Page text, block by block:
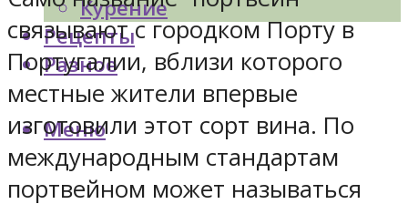
Курение
Рецепты
Разное
Меню
связывают с городком Порту в
Португалии, вблизи которого
местные жители впервые
изготовили этот сорт вина. По
международным стандартам
портвейном может называться